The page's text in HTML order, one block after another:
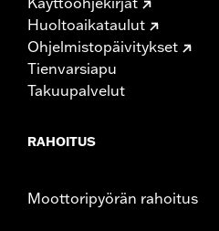
Huoltoaikataulut
Ohjelmistopäivitykset
Tienvarsiapu
Takuupalvelut
RAHOITUS
Moottoripyörän rahoitus